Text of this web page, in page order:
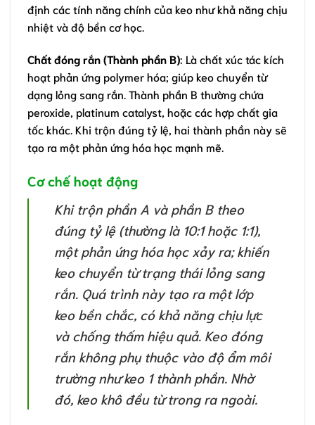
định các tính năng chính của keo như khả năng chịu
nhiệt và độ bền cơ học.
Chất đóng rắn (Thành phần B): Là chất xúc tác kích
hoạt phản ứng polymer hóa; giúp keo chuyển từ
dạng lỏng sang rắn. Thành phần B thường chứa
peroxide, platinum catalyst, hoặc các hợp chất gia
tốc khác. Khi trộn đúng tỷ lệ, hai thành phần này sẽ
tạo ra một phản ứng hóa học mạnh mẽ.
Cơ chế hoạt động
Khi trộn phần A và phần B theo
đúng tỷ lệ (thường là 10:1 hoặc 1:1),
một phản ứng hóa học xảy ra; khiến
keo chuyển từ trạng thái lỏng sang
rắn. Quá trình này tạo ra một lớp
keo bền chắc, có khả năng chịu lực
và chống thấm hiệu quả. Keo đóng
rắn không phụ thuộc vào độ ẩm môi
trường như keo 1 thành phần. Nhờ
đó, keo khô đều từ trong ra ngoài.